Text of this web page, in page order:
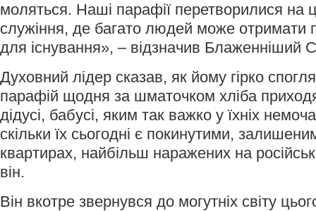
моляться. Наші парафії перетворилися на
служіння, де багато людей може отримати
для існування», – відзначив Блаженніший
Духовний лідер сказав, як йому гірко
парафій щодня за шматочком хліба
дідусі, бабусі, яким так важко у їхніх
скільки їх сьогодні є покинутими,
квартирах, найбільш наражених на
він.
Він вкотре звернувся до могутніх світу